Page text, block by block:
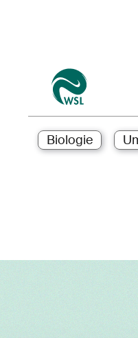
Biologie